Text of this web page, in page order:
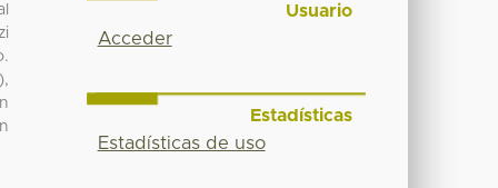
Usuario
Acceder
Estadísticas
Estadísticas de uso